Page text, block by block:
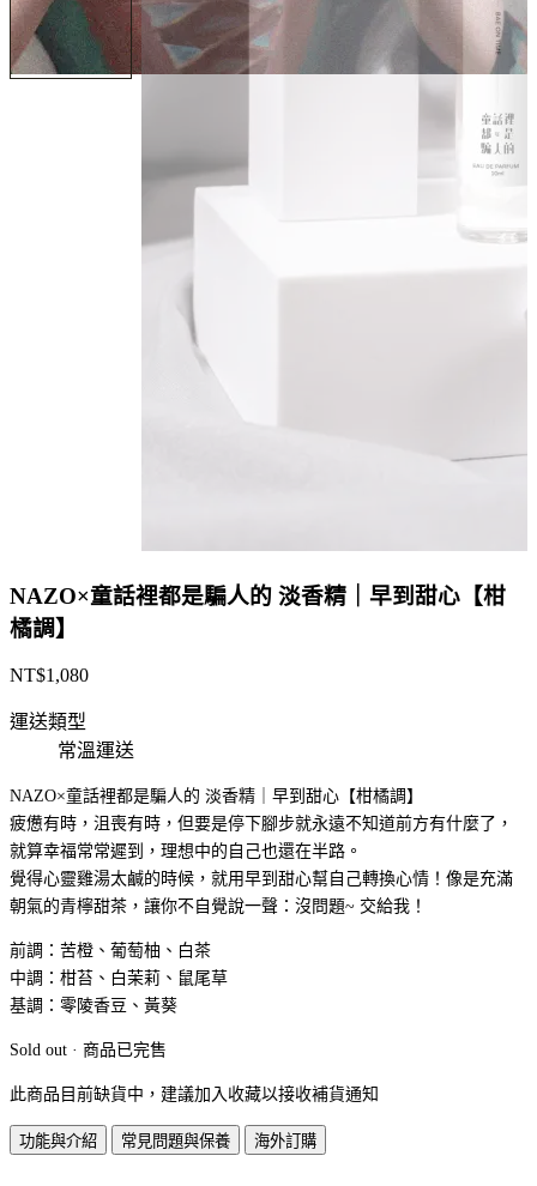
NAZO×童話裡都是騙人的 淡香精｜早到甜心【柑
橘調】
NT$1,080
運送類型
常溫運送
NAZO×童話裡都是騙人的 淡香精｜早到甜心【柑橘調】
疲憊有時，沮喪有時，但要是停下腳步就永遠不知道前方有什麼了，
就算幸福常常遲到，理想中的自己也還在半路。
覺得心靈雞湯太鹹的時候，就用早到甜心幫自己轉換心情！像是充滿
朝氣的青檸甜茶，讓你不自覺說一聲：沒問題~ 交給我！
前調：苦橙、葡萄柚、白茶
中調：柑苔、白茉莉、鼠尾草
基調：零陵香豆、黃葵
Sold out · 商品已完售
此商品目前缺貨中，建議加入收藏以接收補貨通知
功能與介紹 常見問題與保養 海外訂購